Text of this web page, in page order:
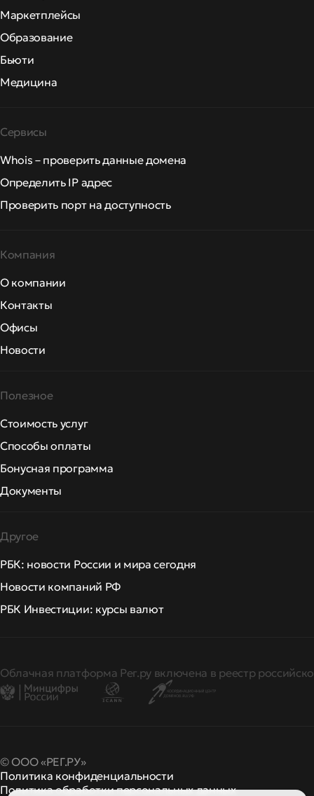
Маркетплейсы
Образование
Бьюти
Медицина
Сервисы
Whois – проверить данные домена
Определить IP адрес
Проверить порт на доступность
Компания
О компании
Контакты
Офисы
Новости
Полезное
Стоимость услуг
Способы оплаты
Бонусная программа
Документы
Другое
РБК: новости России и мира сегодня
Новости компаний РФ
РБК Инвестиции: курсы валют
Облачная платформа Рег.ру включена в реестр
© ООО «РЕГ.РУ»
Политика конфиденциальности
Политика обработки персональных данных